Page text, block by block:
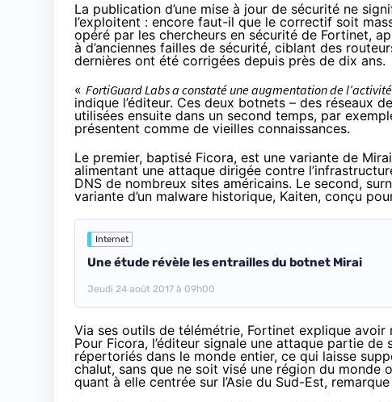
La publication d’une mise à jour de sécurité ne
l’exploitent : encore faut-il que le correctif soit
opéré par les chercheurs en sécurité de Fortinet,
à d’anciennes failles de sécurité, ciblant des
dernières ont été corrigées depuis près de dix ans.
« FortiGuard Labs a constaté une augmentation de
indique l’éditeur. Ces deux botnets – des réseaux
utilisées ensuite dans un second temps, par
présentent comme de vieilles connaissances.
Le premier, baptisé Ficora, est une variante de
alimentant une attaque dirigée contre
DNS de nombreux sites américains. Le second,
variante d’un malware historique, Kaiten, conçu
Internet
Une étude révèle les entrailles du botnet Mirai
Jeudi 24 août 2017 à 09h00
Via ses outils de télémétrie, Fortinet explique
Pour Ficora, l’éditeur signale une attaque partie
répertoriés dans le monde entier, ce qui laisse
chalut, sans que ne soit visé une région du monde
quant à elle centrée sur l’Asie du Sud-Est,